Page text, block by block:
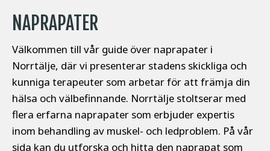
NAPRAPATER
Välkommen till vår guide över naprapater i
Norrtälje, där vi presenterar stadens skickliga och
kunniga terapeuter som arbetar för att främja din
hälsa och välbefinnande. Norrtälje stoltserar med
flera erfarna naprapater som erbjuder expertis
inom behandling av muskel- och ledproblem. På vår
sida kan du utforska och hitta den naprapat som